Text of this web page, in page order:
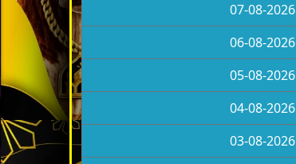
07-08-2026
06-08-2026
05-08-2026
04-08-2026
03-08-2026